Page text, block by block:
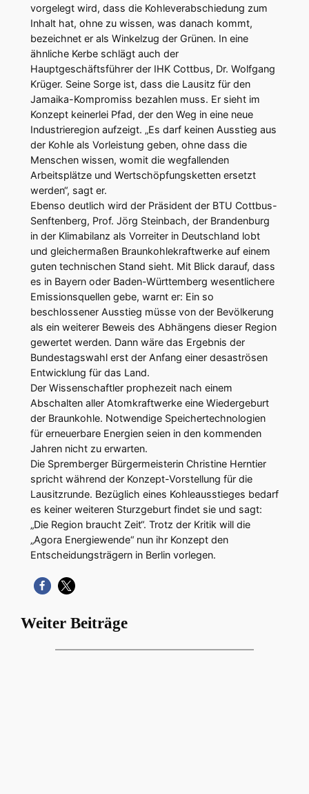
vorgelegt wird, dass die Kohleverabschiedung zum
Inhalt hat, ohne zu wissen, was danach kommt,
bezeichnet er als Winkelzug der Grünen. In eine
ähnliche Kerbe schlägt auch der
Hauptgeschäftsführer der IHK Cottbus, Dr. Wolfgang
Krüger. Seine Sorge ist, dass die Lausitz für den
Jamaika-Kompromiss bezahlen muss. Er sieht im
Konzept keinerlei Pfad, der den Weg in eine neue
Industrieregion aufzeigt. „Es darf keinen Ausstieg aus
der Kohle als Vorleistung geben, ohne dass die
Menschen wissen, womit die wegfallenden
Arbeitsplätze und Wertschöpfungsketten ersetzt
werden“, sagt er.
Ebenso deutlich wird der Präsident der BTU Cottbus-
Senftenberg, Prof. Jörg Steinbach, der Brandenburg
in der Klimabilanz als Vorreiter in Deutschland lobt
und gleichermaßen Braunkohlekraftwerke auf einem
guten technischen Stand sieht. Mit Blick darauf, dass
es in Bayern oder Baden-Württemberg wesentlichere
Emissionsquellen gebe, warnt er: Ein so
beschlossener Ausstieg müsse von der Bevölkerung
als ein weiterer Beweis des Abhängens dieser Region
gewertet werden. Dann wäre das Ergebnis der
Bundestagswahl erst der Anfang einer desaströsen
Entwicklung für das Land.
Der Wissenschaftler prophezeit nach einem
Abschalten aller Atomkraftwerke eine Wiedergeburt
der Braunkohle. Notwendige Speichertechnologien
für erneuerbare Energien seien in den kommenden
Jahren nicht zu erwarten.
Die Spremberger Bürgermeisterin Christine Herntier
spricht während der Konzept-Vorstellung für die
Lausitzrunde. Bezüglich eines Kohleausstieges bedarf
es keiner weiteren Sturzgeburt findet sie und sagt:
„Die Region braucht Zeit“. Trotz der Kritik will die
„Agora Energiewende“ nun ihr Konzept den
Entscheidungsträgern in Berlin vorlegen.
Weiter Beiträge